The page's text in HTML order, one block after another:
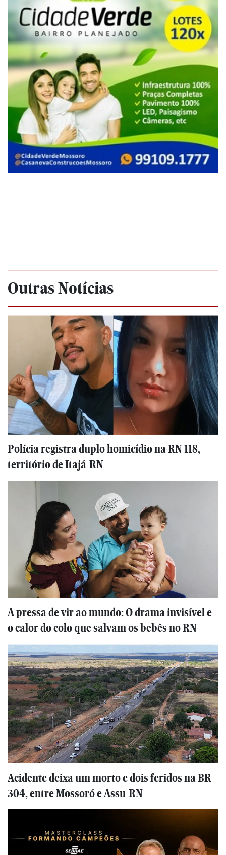
Outras Notícias
Polícia registra duplo homicídio na RN 118,
território de Itajá-RN
A pressa de vir ao mundo: O drama invisível e
o calor do colo que salvam os bebês no RN
Acidente deixa um morto e dois feridos na BR
304, entre Mossoró e Assu-RN